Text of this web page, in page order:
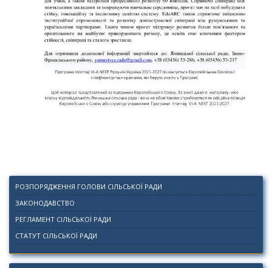
РОЗПОРЯДЖЕННЯ ГОЛОВИ СІЛЬСЬКОЇ РАДИ
ЗАКОНОДАВСТВО
РЕГЛАМЕНТ СІЛЬСЬКОЇ РАДИ
СТАТУТ СІЛЬСЬКОЇ РАДИ